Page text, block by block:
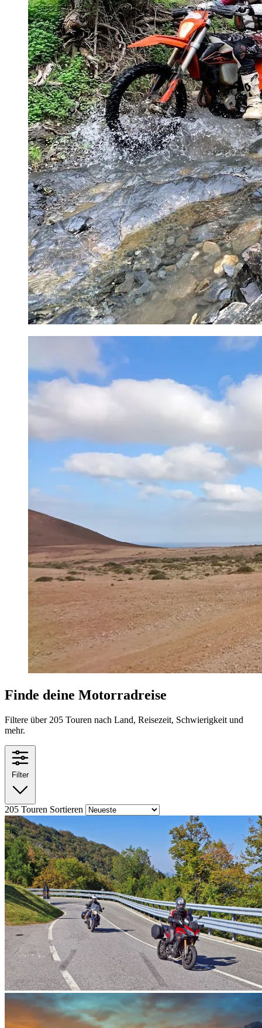
Finde deine Motorradreise
Filtere über 205 Touren nach Land, Reisezeit, Schwierigkeit und
mehr.
Filter
205 Touren Sortieren